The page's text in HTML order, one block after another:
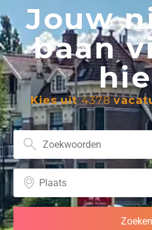
Jouw
baan
Kies uit4378